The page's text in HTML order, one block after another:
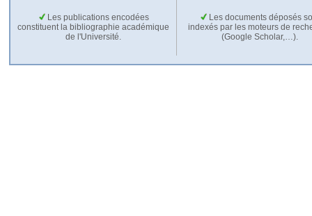
Les publications encodées
constituent la bibliographie académique
de l'Université.
Les documents déposés
indexés par les moteurs de
(Google Scholar,…).